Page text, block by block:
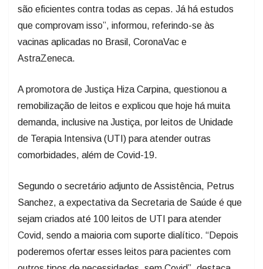
são eficientes contra todas as cepas. Já há estudos
que comprovam isso”, informou, referindo-se às
vacinas aplicadas no Brasil, CoronaVac e
AstraZeneca.
A promotora de Justiça Hiza Carpina, questionou a
remobilização de leitos e explicou que hoje há muita
demanda, inclusive na Justiça, por leitos de Unidade
de Terapia Intensiva (UTI) para atender outras
comorbidades, além de Covid-19.
Segundo o secretário adjunto de Assistência, Petrus
Sanchez, a expectativa da Secretaria de Saúde é que
sejam criados até 100 leitos de UTI para atender
Covid, sendo a maioria com suporte dialítico. “Depois
poderemos ofertar esses leitos para pacientes com